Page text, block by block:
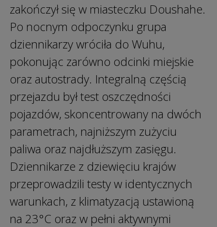
zakończył się w miasteczku Doushahe.
Po nocnym odpoczynku grupa
dziennikarzy wróciła do Wuhu,
pokonując zarówno odcinki miejskie
oraz autostrady. Integralną częścią
przejazdu był test oszczędności
pojazdów, skoncentrowany na dwóch
parametrach, najniższym zużyciu
paliwa oraz najdłuższym zasięgu.
Dziennikarze z dziewięciu krajów
przeprowadzili testy w identycznych
warunkach, z klimatyzacją ustawioną
na 23°C oraz w pełni aktywnymi